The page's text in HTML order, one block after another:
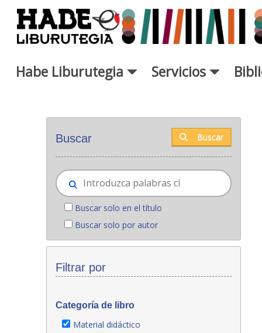
Saltar al contenido principal
Habe Liburutegia Servicios
Buscar Buscar
Buscar solo en el título
Buscar solo por autor
Filtrar por
Categoría de libro
Material didáctico